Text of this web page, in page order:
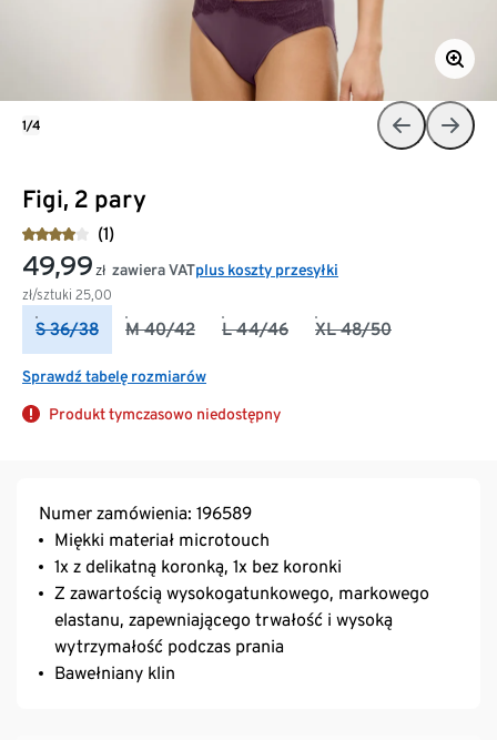
Figi, 2 pary
(1)
49,99 zł
zł/sztuki 25,00
zawiera VATplus koszty przesyłki
S 36/38 M 40/42 L 44/46 XL 48/50
Sprawdź tabelę rozmiarów
Produkt tymczasowo niedostępny
1/4
Numer zamówienia: 196589
Miękki materiał microtouch
1x z delikatną koronką, 1x bez koronki
Z zawartością wysokogatunkowego, markowego
elastanu, zapewniającego trwałość i wysoką
wytrzymałość podczas prania
Bawełniany klin